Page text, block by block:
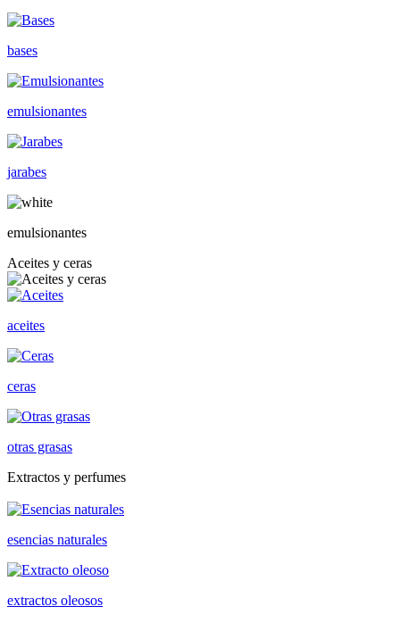
bases
emulsionantes
jarabes
emulsionantes
Aceites y ceras
aceites
ceras
otras grasas
Extractos y perfumes
esencias naturales
extractos oleosos